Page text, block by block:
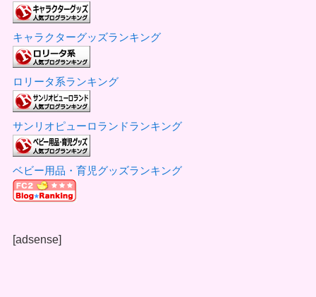
キャラクターグッズランキング
ロリータ系ランキング
サンリオピューロランドランキング
ベビー用品・育児グッズランキング
[adsense]